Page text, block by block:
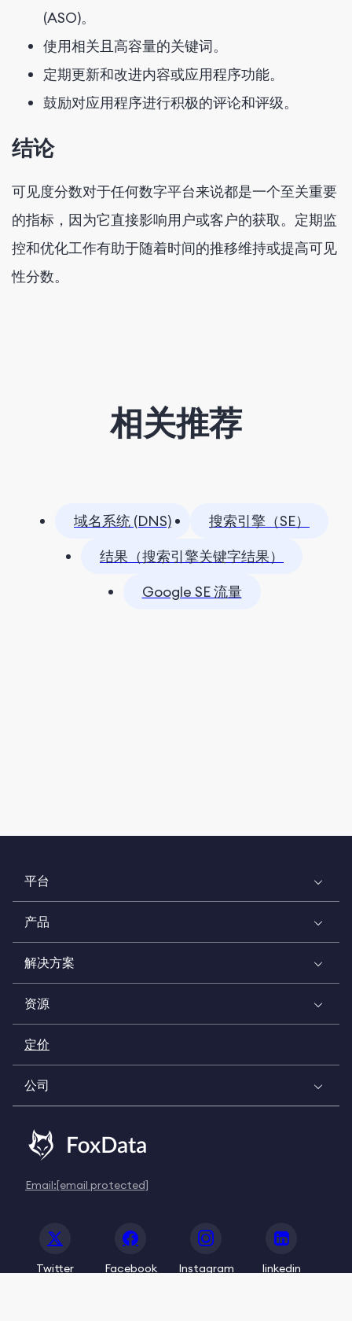
(ASO)。
使用相关且高容量的关键词。
定期更新和改进内容或应用程序功能。
鼓励对应用程序进行积极的评论和评级。
结论
可见度分数对于任何数字平台来说都是一个至关重要
的指标，因为它直接影响用户或客户的获取。定期监
控和优化工作有助于随着时间的推移维持或提高可见
性分数。
相关推荐
域名系统 (DNS)
搜索引擎（SE）
结果（搜索引擎关键字结果）
Google SE 流量
平台
产品
解决方案
资源
定价
公司
Email:[email protected]
Twitter Facebook Instagram linkedin